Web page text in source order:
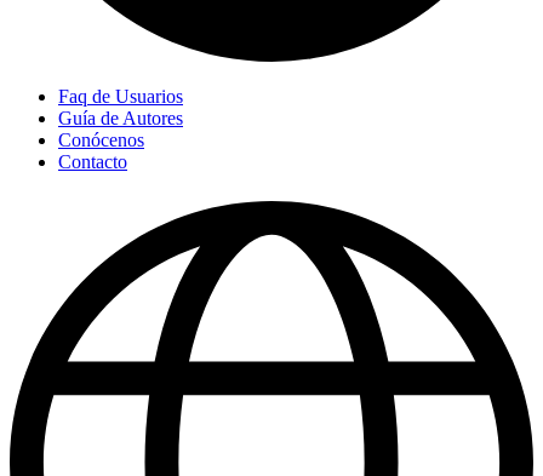
Faq de Usuarios
Guía de Autores
Conócenos
Contacto